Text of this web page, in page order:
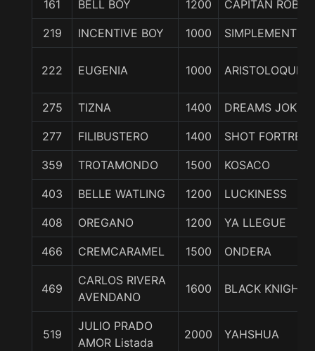
161 BELL BOY 1200 CAPITAN
219 INCENTIVE BOY 1000 SIMPLEMENTE
222 EUGENIA 1000 ARISTOLOQUIA
275 TIZNA 1400 DREAMS JOKE
277 FILIBUSTERO 1400 SHOT FORTRESS
359 TROTAMONDO 1500 KOSACO
403 BELLE WATLING 1200 LUCKINESS
408 OREGANO 1200 YA LLEGUE
466 CREMCARAMEL 1500 ONDERA
469
CARLOS RIVERA
AVENDANO
1600 BLACK KNIGHT
519
JULIO PRADO
AMOR Listada
2000 YAHSHUA